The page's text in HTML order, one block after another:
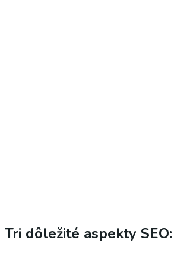
Tri dôležité aspekty SEO: